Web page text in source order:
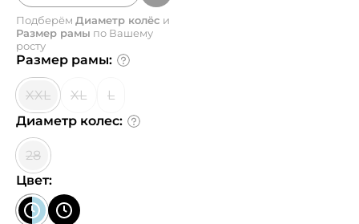
Подберём Диаметр колёс и
Размер рамы по Вашему
росту
Размер рамы:
XXL XL
L
Диаметр колес:
28
Цвет: